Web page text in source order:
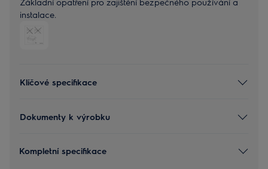
instalace.
Klíčové specifikace
Dokumenty k výrobku
Kompletní specifikace